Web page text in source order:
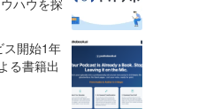
ス開始1年
る書籍出